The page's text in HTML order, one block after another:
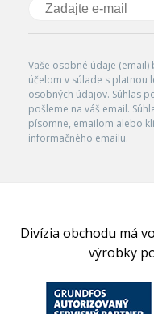
Vaše osobné údaje
účelom v súlade s platnou
osobných údajov. Súhlas
pošleme na váš email.
písomne, emailom alebo
informačného emailu.
Divízia obchodu má
výrobky